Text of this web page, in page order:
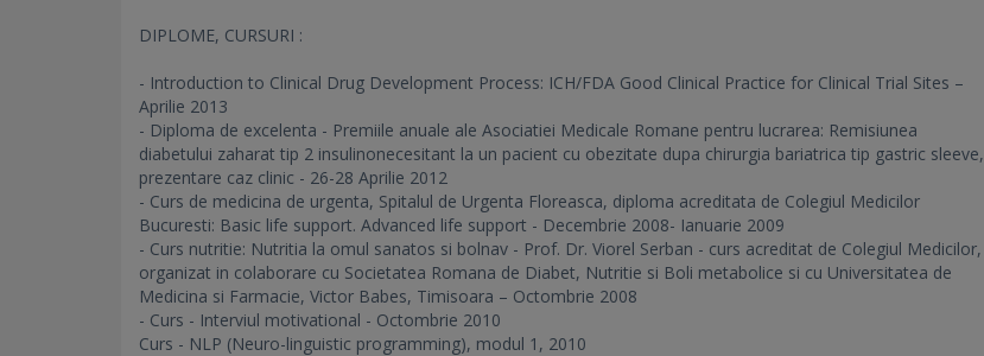
DIPLOME, CURSURI :
- Introduction to Clinical Drug Development Process: ICH/FDA Good Clinical Practice for Clinical Trial Sites –
Aprilie 2013
- Diploma de excelenta - Premiile anuale ale Asociatiei Medicale Romane pentru lucrarea: Remisiunea
diabetului zaharat tip 2 insulinonecesitant la un pacient cu obezitate dupa chirurgia bariatrica tip gastric sleeve,
prezentare caz clinic - 26-28 Aprilie 2012
- Curs de medicina de urgenta, Spitalul de Urgenta Floreasca, diploma acreditata de Colegiul Medicilor
Bucuresti: Basic life support. Advanced life support - Decembrie 2008- Ianuarie 2009
- Curs nutritie: Nutritia la omul sanatos si bolnav - Prof. Dr. Viorel Serban - curs acreditat de Colegiul Medicilor,
organizat in colaborare cu Societatea Romana de Diabet, Nutritie si Boli metabolice si cu Universitatea de
Medicina si Farmacie, Victor Babes, Timisoara – Octombrie 2008
- Curs - Interviul motivational - Octombrie 2010
Curs - NLP (Neuro-linguistic programming), modul 1, 2010